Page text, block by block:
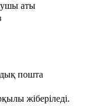
аты
пошта
жіберіледі.